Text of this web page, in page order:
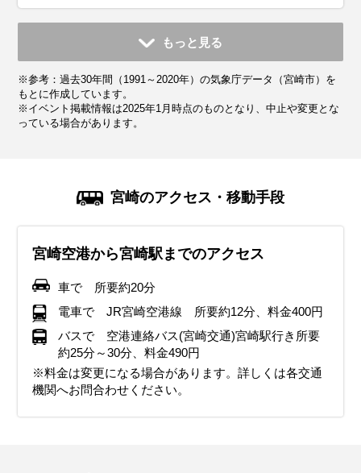
11月
平均気温・降水量
14.7℃ 105.7mm
気候・服装
11月の宮崎は平均気温が14℃前後に。日中は過ごしやすいも
用すると、快適に観光を楽しめる。
イベント・観光
白滝もみじ祭り、霧島秋まつり
12月
平均気温・降水量
9.7℃ 74.9mm
気候・服装
12月の宮崎は冬の寒さが本格化し、平均気温は9℃前後。厚
イルミネーションが美しい季節なので、夜の散策ができるよ
う手袋やマフラーなどの防寒アイテムを活用すると快適。
イベント・観光
青島太平洋マラソン、宮崎ベイサイドマラソン（海沿いを走る人
気のマラソン大会）
1月
平均気温・降水量
7.8℃ 72.7mm
気候・服装
1月の宮崎は冬の寒さが続きますが、「本州の各地と比べる
多く、軽めのニットやセーターで過ごせる日もあります。イ
ンナーには保温性の高い素材を選び、手袋やマフラーなどの
防寒アイテムも活用すると快適。沿岸部では風が強くなるこ
とがあるため、防風性のあるアウターがあると安心。
イベント・観光
青島裸まいり（成人を祝う伝統的な祭り）、野尻町イルミネーシ
ョン
2月
平均気温・降水量
8.9℃ 95.8mm
気候・服装
2月も宮崎は冬の寒さが続きますが、後半になるにつれ、暖
トでも過ごせる日があります。 沿岸部は風が強い日もあるた
め、ウィンドブレーカーがあると安心です。 沿岸部では湿度
が低く、乾燥しやすいので保湿対策も忘れずに。
イベント・観光
青島神社節分祭（厄除けの豆まきが行われる）、座論梅（梅まつ
り）、神話の高千穂建国まつり
3月
平均気温・降水量
12.1℃ 155.7mm
気候・服装
南国宮崎は春の訪れが早く、3月初旬になると春の気配が感
す。同じ宮崎県内でも高千穂などの山間部ではまだ寒さが残
るため、厚めの服装を選ぶのがベスト。沿岸部では春風が強
くなることがあるので、風を通しにくいアウターがあると安
心。
イベント・観光
一里山地区シバザクラまつり、西都原古墳群桜まつり（桜と古墳
のコラボレーションが楽しめる）
4月
平均気温・降水量
16.4℃ 194.5mm
気候・服装
4月は宮崎の気候が穏やかになり、日中は過ごしやすくなり
め折りたたみ傘を持っておくと安心です。 桜が見頃を迎える
季節なので、歩きやすいスニーカーを選ぶのがおすすめ。
イベント・観光
日南海岸春祭り（海岸沿いで行われる春のイベント）、宮崎国際
音楽祭（クラシック音楽の祭典）
5月
平均気温・降水量
20.3℃ 227.6mm
気候・服装
5月の宮崎は気温がぐっと上がり、日中は半袖でも快適に過
部では特に紫外線が強くなるため、帽子や日焼け止めの対策
が重要です。下旬は梅雨の走りで雨が降ることもあります。
雨具を持参するのが安心です。
イベント・観光
ジャカランダまつり（5月下旬から6月まで美しいジャカランダが
鑑賞できます）、しゃくなげ花まつり
6月
平均気温・降水量
23.2℃ 516.3mm
気候・服装
6月の宮崎は梅雨の時期に入り、雨の日が多くなります。湿
ジャケットや折りたたみ傘を必ず持参 靴は防水加工されたス
ニーカーやレインシューズを選ぶことで、雨の日でも快適に
観光を楽しめます。濡れてもよいよう靴下など着替えを多め
に持参しましょう。沿岸部では海開きもありますので、ビー
チサンダルなどあると楽しめます。
イベント・観光
青島ビーチ開き（夏の海水浴シーズンがスタート）、佐土原花し
7月
平均気温・降水量
27.3℃ 339.3mm
気候・服装
7月の宮崎は本格的な夏の暑さに突入し、平均気温は27℃前
徹底。日差しが強いため、日焼け止めをこまめに塗るのがお
すすめ。屋外での観光が多い場合は、吸湿速乾素材の服や、
水分補給を意識すると快適に過ごせる。
イベント・観光
きよたけ郷土祭り、南蛮渡来みなとまつり、えれこっちゃみやざ
き
もっと見る
※参考：過去30年間（1991～2020年）の気象庁データ（宮崎市）を
もとに作成しています。
※イベント掲載情報は2025年1月時点のものとなり、中止や変更とな
っている場合があります。
宮崎のアクセス・移動手段
宮崎空港から宮崎駅までのアクセス
車で 所要約20分
電車で JR宮崎空港線 所要約12分、料金400円
バスで 空港連絡バス(宮崎交通)宮崎駅行き所要
約25分～30分、料金490円
※料金は変更になる場合があります。詳しくは各交通
機関へお問合わせください。